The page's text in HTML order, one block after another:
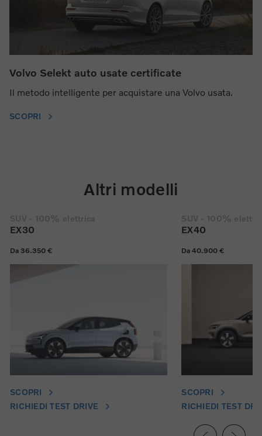
Volvo Selekt auto usate certificate
Il metodo intelligente per acquistare una Volvo usata.
SCOPRI
Altri modelli
EX30
Da 36.350 €
SCOPRI
RICHIEDI TEST DRIVE
EX40
Da 40.900 €
SCOPRI
RICHIEDI TEST